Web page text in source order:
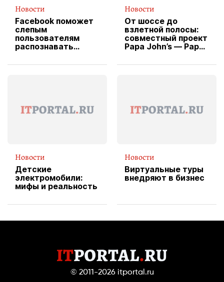
Новости
Facebook поможет
слепым
пользователям
распознавать
Новости
От шоссе до
взлетной полосы:
совместный проект
Papa John’s — Papa
вводит
Новости
Детские
электромобили:
мифы и реальность
Новости
Виртуальные туры
внедряют в бизнес
© 2011-2026 itportal.ru